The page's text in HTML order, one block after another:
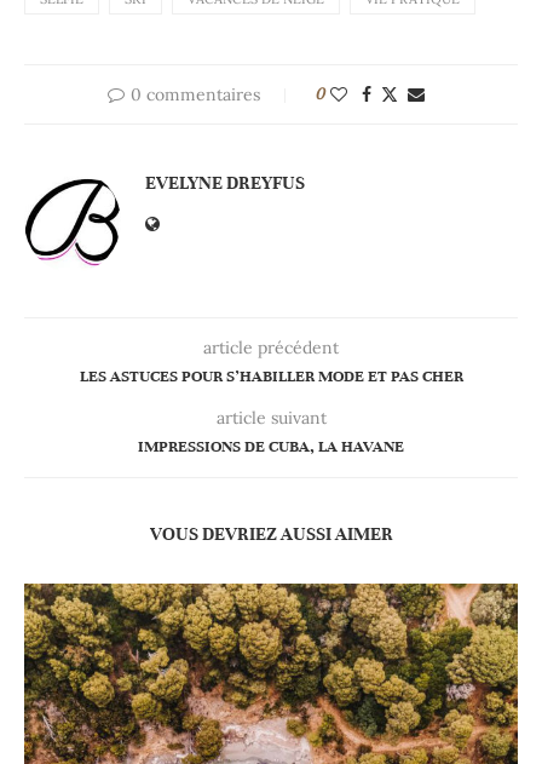
0 commentaires 0
EVELYNE DREYFUS
article précédent
LES ASTUCES POUR S’HABILLER MODE ET PAS CHER
article suivant
IMPRESSIONS DE CUBA, LA HAVANE
VOUS DEVRIEZ AUSSI AIMER